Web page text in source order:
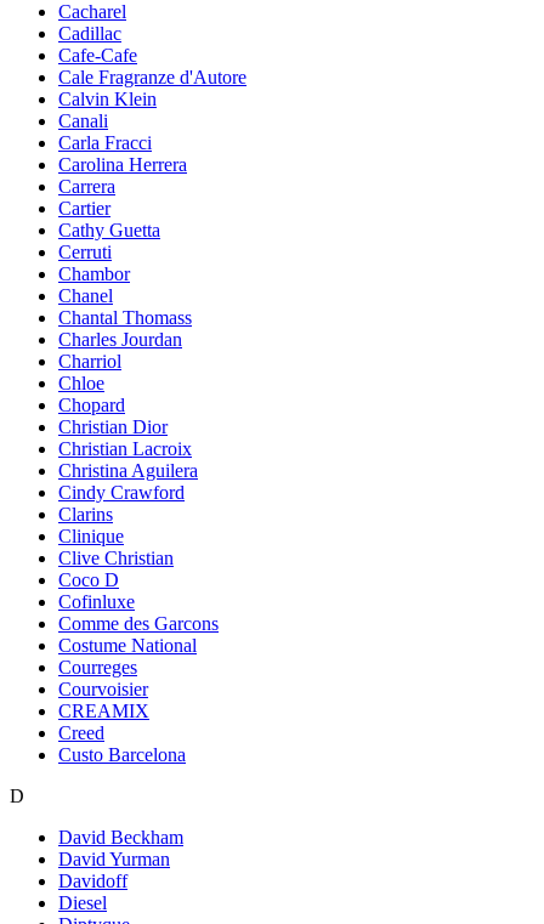
Cacharel
Cadillac
Cafe-Cafe
Cale Fragranze d'Autore
Calvin Klein
Canali
Carla Fracci
Carolina Herrera
Carrera
Cartier
Cathy Guetta
Cerruti
Chambor
Chanel
Chantal Thomass
Charles Jourdan
Charriol
Chloe
Chopard
Christian Dior
Christian Lacroix
Christina Aguilera
Cindy Crawford
Clarins
Clinique
Clive Christian
Coco D
Cofinluxe
Comme des Garcons
Costume National
Courreges
Courvoisier
CREAMIX
Creed
Custo Barcelona
D
David Beckham
David Yurman
Davidoff
Diesel